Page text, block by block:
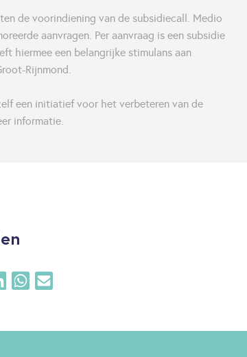
de voorindiening van de subsidiecall. Medio
aanvragen. Per aanvraag is een subsidie
hiermee een belangrijke stimulans aan
Rijnmond.
een initiatief voor het verbeteren van de
informatie.